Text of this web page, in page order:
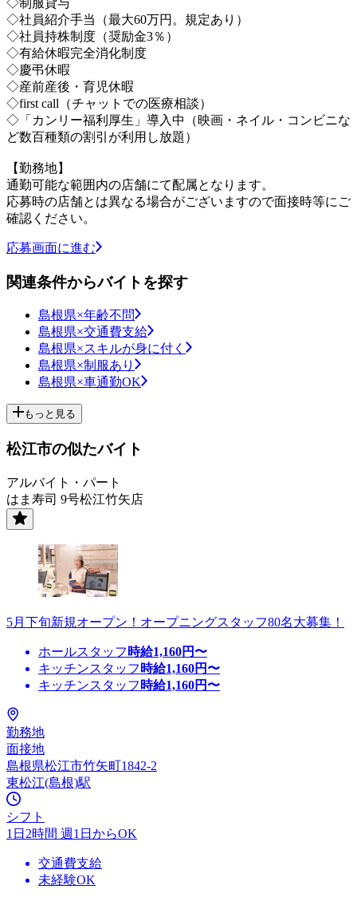
◇社員紹介手当（最大60万円。規定あり）
◇社員持株制度（奨励金3％）
◇有給休暇完全消化制度
◇慶弔休暇
◇産前産後・育児休暇
◇first call（チャットでの医療相談）
◇「カンリー福利厚生」導入中（映画・ネイル・コンビニな
ど数百種類の割引が利用し放題）
【勤務地】
通勤可能な範囲内の店舗にて配属となります。
応募時の店舗とは異なる場合がございますので面接時等にご
確認ください。
応募画面に進む
関連条件からバイトを探す
島根県×年齢不問
島根県×交通費支給
島根県×スキルが身に付く
島根県×制服あり
島根県×車通勤OK
もっと見る
松江市の似たバイト
アルバイト・パート
はま寿司 9号松江竹矢店
5月下旬新規オープン！オープニングスタッフ80名大募集！
ホールスタッフ 時給1,160円〜
キッチンスタッフ 時給1,160円〜
キッチンスタッフ 時給1,160円〜
勤務地
面接地
島根県松江市竹矢町1842-2
東松江(島根)駅
シフト
1日2時間 週1日からOK
交通費支給
未経験OK